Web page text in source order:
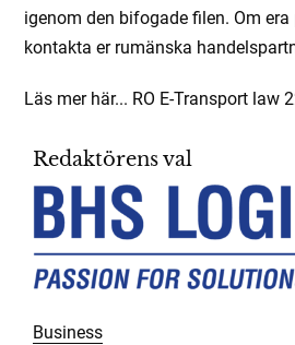
igenom den bifogade filen. Om
kontakta er rumänska
Läs mer här... RO E-Transport law
Redaktörens val
Business